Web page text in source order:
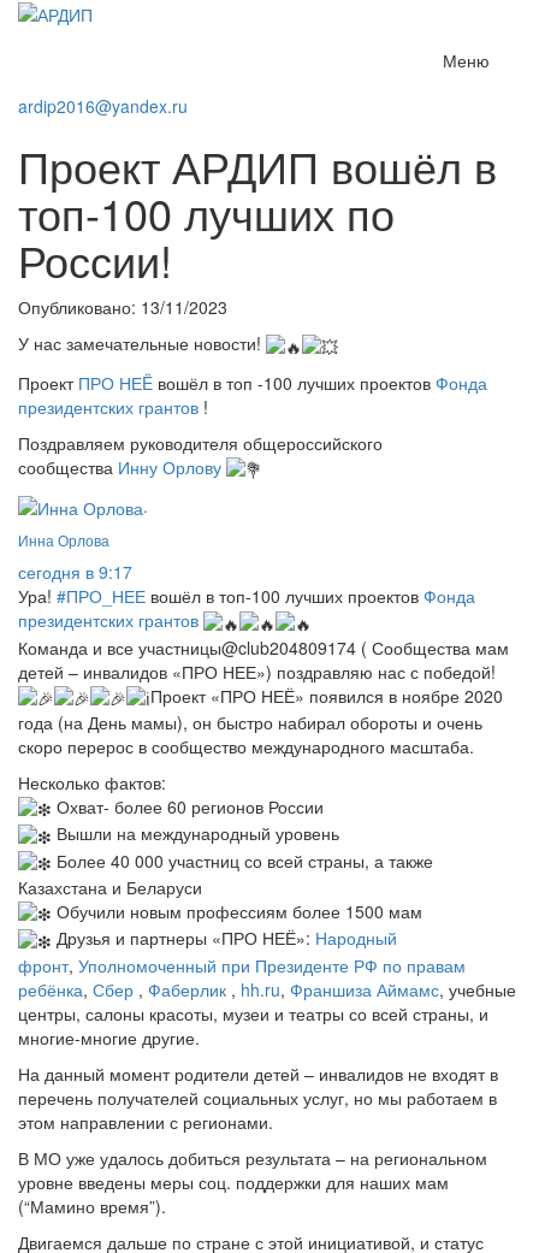
Меню
ardip2016@yandex.ru
Проект АРДИП вошёл в
топ-100 лучших по
России!
Опубликовано: 13/11/2023
У нас замечательные новости!
Проект ПРО НЕË вошёл в топ -100 лучших проектов Фонда
президентских грантов !
Поздравляем руководителя общероссийского
сообщества Инну Орлову
.
Инна Орлова
сегодня в 9:17
Ура! #ПРО_НЕЕ вошёл в топ-100 лучших проектов Фонда
президентских грантов
Команда и все участницы@club204809174 ( Сообщества мам
детей – инвалидов «ПРО НЕЕ») поздравляю нас с победой!
Проект «ПРО НЕЁ» появился в ноябре 2020
года (на День мамы), он быстро набирал обороты и очень
скоро перерос в сообщество международного масштаба.
Несколько фактов:
Охват- более 60 регионов России
Вышли на международный уровень
Более 40 000 участниц со всей страны, а также
Казахстана и Беларуси
Обучили новым профессиям более 1500 мам
Друзья и партнеры «ПРО НЕЁ»: Народный
фронт, Уполномоченный при Президенте РФ по правам
ребёнка, Сбер , Фаберлик , hh.ru, Франшиза Аймамс, учебные
центры, салоны красоты, музеи и театры со всей страны, и
многие-многие другие.
На данный момент родители детей – инвалидов не входят в
перечень получателей социальных услуг, но мы работаем в
этом направлении с регионами.
В МО уже удалось добиться результата – на региональном
уровне введены меры соц. поддержки для наших мам
(“Мамино время”).
Двигаемся дальше по стране с этой инициативой, и статус